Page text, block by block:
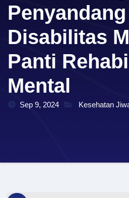
Penyandang
Disabilitas
Panti
Mental
Sep 9, 2024 Kesehatan